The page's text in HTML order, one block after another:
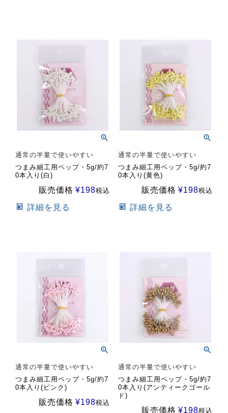
通常の半量で使いやすい
つまみ細工用ペップ・5g/約7
0本入り(白)
販売価格 ¥198税込
詳細を見る
通常の半量で使いやすい
つまみ細工用ペップ・5g/約7
0本入り(黄色)
販売価格 ¥198税込
詳細を見る
通常の半量で使いやすい
つまみ細工用ペップ・5g/約7
0本入り(ピンク)
販売価格 ¥198税込
通常の半量で使いやすい
つまみ細工用ペップ・5g/約7
0本入り(アンティークゴール
ド)
販売価格 ¥198税込